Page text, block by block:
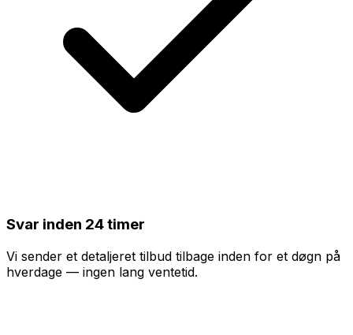
Svar inden 24 timer
Vi sender et detaljeret tilbud tilbage inden for et døgn på
hverdage — ingen lang ventetid.